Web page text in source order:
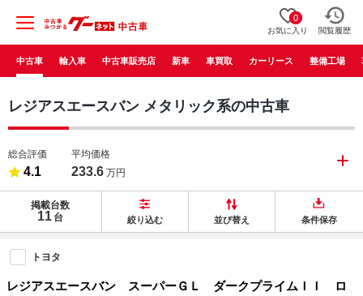
0
お気に入り 閲覧履歴
中古車 輸入車 中古車販売店 新車 車買取 カーリース 整備工場
レジアスエースバン メタリック系の中古車
総合評価
4.1
平均価格
233.6 万円
掲載台数
11 台 絞り込む 並び替え 条件保存
トヨタ
レジアスエースバン スーパーＧＬ ダークプライムＩＩ ロ